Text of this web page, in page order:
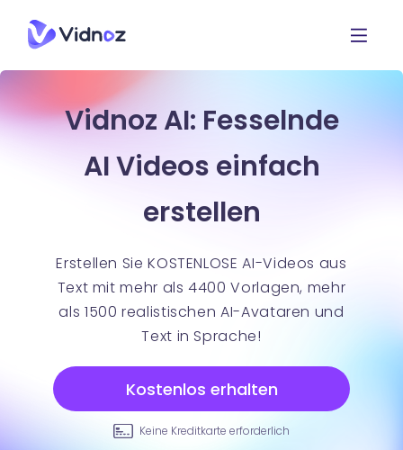
Vidnoz AI: Fesselnde
AI Videos einfach
erstellen
Erstellen Sie KOSTENLOSE AI-Videos aus
Text mit mehr als 4400 Vorlagen, mehr
als 1500 realistischen AI-Avataren und
Text in Sprache!
Kostenlos erhalten
Keine Kreditkarte erforderlich